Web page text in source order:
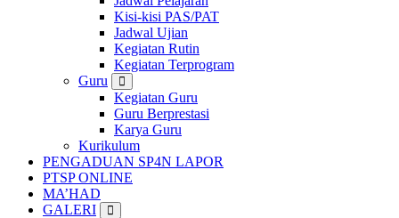
Kisi-kisi PAS/PAT
Jadwal Ujian
Kegiatan Rutin
Kegiatan Terprogram
Guru
Kegiatan Guru
Guru Berprestasi
Karya Guru
Kurikulum
PENGADUAN SP4N LAPOR
PTSP ONLINE
MA’HAD
GALERI